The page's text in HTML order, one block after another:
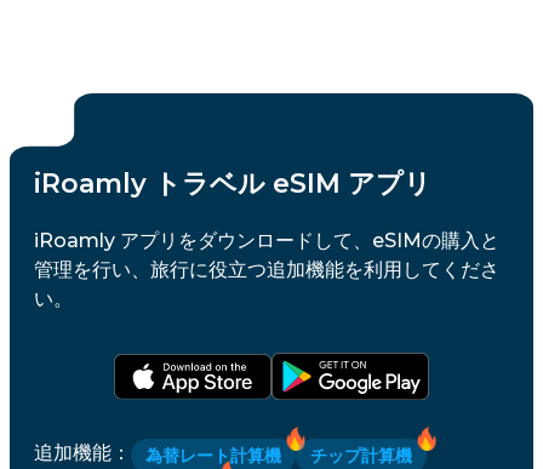
iRoamly トラベル eSIM アプリ
iRoamly アプリをダウンロードして、eSIMの購入と
管理を行い、旅行に役立つ追加機能を利用してくださ
い。
追加機能 ： 為替レート計算機
チップ計算機